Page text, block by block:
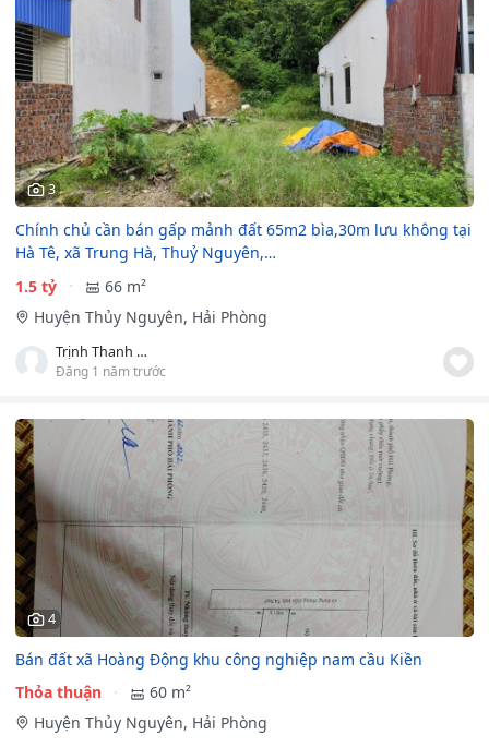
3
Chính chủ cần bán gấp mảnh đất 65m2 bìa,30m lưu không tại
Hà Tê, xã Trung Hà, Thuỷ Nguyên,…
1.5 tỷ
66 m²
Huyện Thủy Nguyên, Hải Phòng
Trịnh Thanh Mạnh
Đăng 1 năm trước
4
Bán đất xã Hoàng Động khu công nghiệp nam cầu Kiền
Thỏa thuận
60 m²
Huyện Thủy Nguyên, Hải Phòng